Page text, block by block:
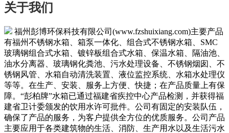
关于我们
福州彭博环保科技有限公司(www.fzshuixiang.com)主要产品
有福州不锈钢水箱、箱泵一体化、组合式不锈钢水箱、SMC
玻璃钢组合式水箱、镀锌板组合式水箱、保温水箱、隔油池、
油水分离器、玻璃钢化粪池、污水处理设备、不锈钢烟囱、不
锈钢风管、水箱自动清洗装置、液位监控系统、水箱水处理仪
等等。在生产、安装、服务上方便、快捷；在产品质量上有保
障。“彭柏牌”水箱已通过福建省疾控中心产品检测，并获得福
建省卫计委颁发的饮用水许可批件。公司有固定的安装队伍，
确保了产品的服务，为客户提供全方位的优质服务。公司产品
主要应用于各类建筑物的生活、消防、生产用水以及生活污水